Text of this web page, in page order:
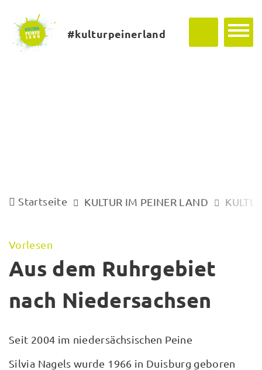
#kulturpeinerland
Startseite KULTUR IM PEINER LAND
Vorlesen
Aus dem Ruhrgebiet
nach Niedersachsen
Seit 2004 im niedersächsischen Peine
Silvia Nagels wurde 1966 in Duisburg geboren